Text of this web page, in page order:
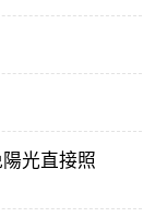
光直接照